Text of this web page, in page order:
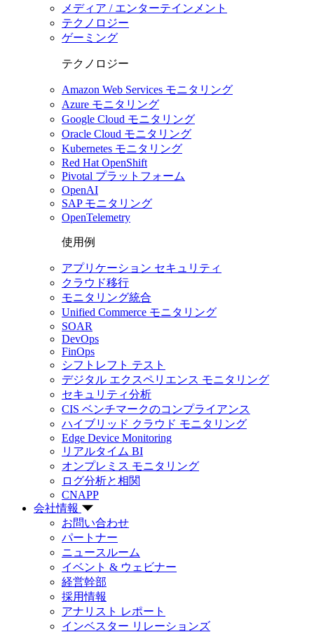
メディア / エンターテインメント
テクノロジー
ゲーミング
テクノロジー
Amazon Web Services モニタリング
Azure モニタリング
Google Cloud モニタリング
Oracle Cloud モニタリング
Kubernetes モニタリング
Red Hat OpenShift
Pivotal プラットフォーム
OpenAI
SAP モニタリング
OpenTelemetry
使用例
アプリケーション セキュリティ
クラウド移行
モニタリング統合
Unified Commerce モニタリング
SOAR
DevOps
FinOps
シフトレフト テスト
デジタル エクスペリエンス モニタリング
セキュリティ分析
CIS ベンチマークのコンプライアンス
ハイブリッド クラウド モニタリング
Edge Device Monitoring
リアルタイム BI
オンプレミス モニタリング
ログ分析と相関
CNAPP
会社情報
お問い合わせ
パートナー
ニュースルーム
イベント & ウェビナー
経営幹部
採用情報
アナリスト レポート
インベスター リレーションズ